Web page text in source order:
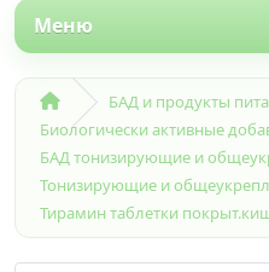
Меню
БАД и продукты
Биологически активные
БАД тонизирующие и
Тонизирующие и
Тирамин таблетки